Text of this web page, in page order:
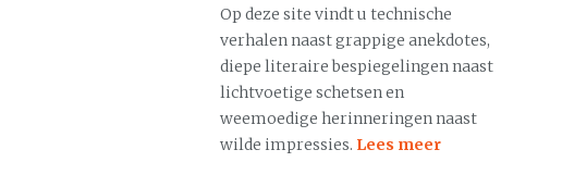
Op deze site vindt u technische
verhalen naast grappige anekdotes,
diepe literaire bespiegelingen naast
lichtvoetige schetsen en
weemoedige herinneringen naast
wilde impressies. Lees meer